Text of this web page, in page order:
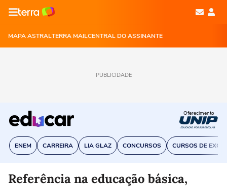
MAPA ASTRALTERRA MAILCENTRAL DO ASSINANTE
PUBLICIDADE
ENEM CARREIRA LIA GLAZ CONCURSOS CURSOS DE EXCEL
Oferecimento
Referência na educação básica,